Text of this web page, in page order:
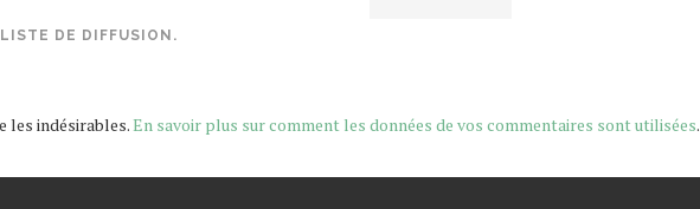
DE DIFFUSION.
les indésirables.En savoir plus sur comment les données de vos commentaires sont utilisées.